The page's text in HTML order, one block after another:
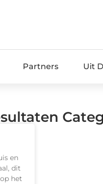
Partners Uit
en
dit
het